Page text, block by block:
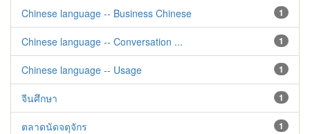
1
Chinese language -- Business Chinese
1
Chinese language -- Conversation ...
1
Chinese language -- Usage
1
จีนศึกษา
1
ตลาดนัดจตุจักร